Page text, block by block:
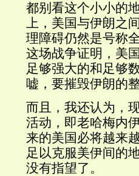
都别看这个小小的
上，美国与伊朗之
理障碍仍然是号称
这场战争证明，美
足够强大的和足够
嘘，要摧毁伊朗的
而且，我还认为，
活动，即老哈梅内
来的美国必将越来
足以克服美伊间的
没有指望了。